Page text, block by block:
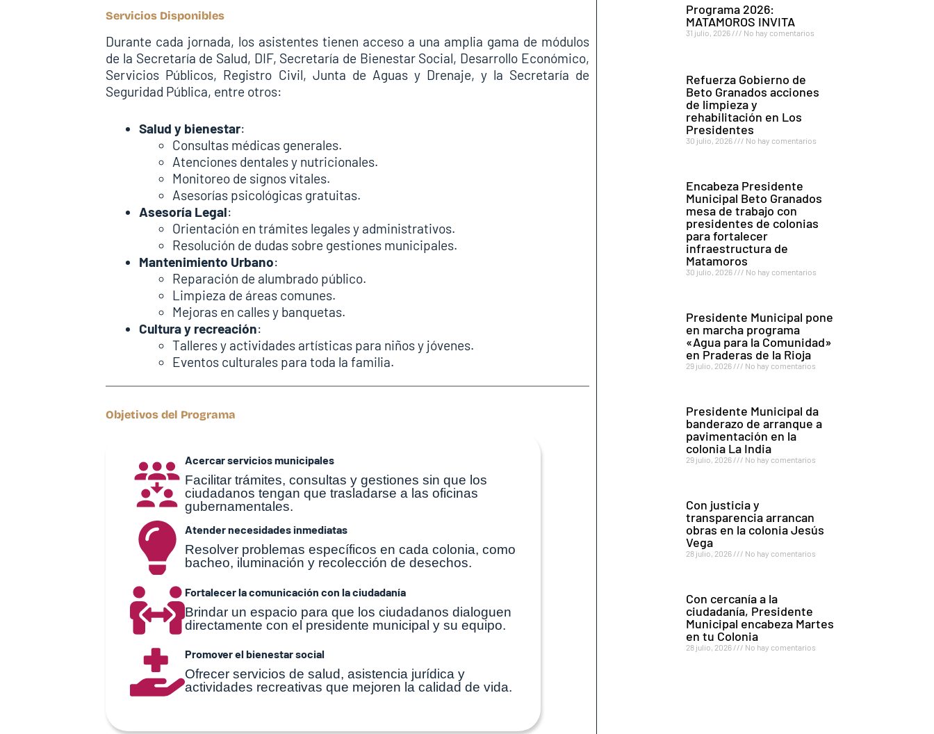
Servicios Disponibles
Durante cada jornada, los asistentes tienen acceso a una amplia gama de módulos
de la Secretaría de Salud, DIF, Secretaría de Bienestar Social, Desarrollo Económico,
Servicios Públicos, Registro Civil, Junta de Aguas y Drenaje, y la Secretaría de
Seguridad Pública, entre otros:
Salud y bienestar:
Consultas médicas generales.
Atenciones dentales y nutricionales.
Monitoreo de signos vitales.
Asesorías psicológicas gratuitas.
Asesoría Legal:
Orientación en trámites legales y administrativos.
Resolución de dudas sobre gestiones municipales.
Mantenimiento Urbano:
Reparación de alumbrado público.
Limpieza de áreas comunes.
Mejoras en calles y banquetas.
Cultura y recreación:
Talleres y actividades artísticas para niños y jóvenes.
Eventos culturales para toda la familia.
Objetivos del Programa
Acercar servicios municipales
Facilitar trámites, consultas y gestiones sin que los
ciudadanos tengan que trasladarse a las oficinas
gubernamentales.
Atender necesidades inmediatas
Resolver problemas específicos en cada colonia, como
bacheo, iluminación y recolección de desechos.
Fortalecer la comunicación con la ciudadanía
Brindar un espacio para que los ciudadanos dialoguen
directamente con el presidente municipal y su equipo.
Promover el bienestar social
Ofrecer servicios de salud, asistencia jurídica y
actividades recreativas que mejoren la calidad de vida.
Programa 2026:
MATAMOROS INVITA
31 julio, 2026 No hay comentarios
Refuerza Gobierno de
Beto Granados acciones
de limpieza y
rehabilitación en Los
Presidentes
30 julio, 2026 No hay comentarios
Encabeza Presidente
Municipal Beto Granados
mesa de trabajo con
presidentes de colonias
para fortalecer
infraestructura de
Matamoros
30 julio, 2026 No hay comentarios
Presidente Municipal pone
en marcha programa
«Agua para la Comunidad»
en Praderas de la Rioja
29 julio, 2026 No hay comentarios
Presidente Municipal da
banderazo de arranque a
pavimentación en la
colonia La India
29 julio, 2026 No hay comentarios
Con justicia y
transparencia arrancan
obras en la colonia Jesús
Vega
28 julio, 2026 No hay comentarios
Con cercanía a la
ciudadanía, Presidente
Municipal encabeza Martes
en tu Colonia
28 julio, 2026 No hay comentarios